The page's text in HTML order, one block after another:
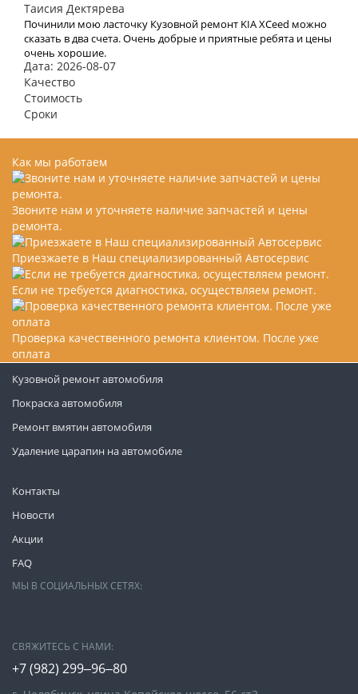
Таисия Дектярева
Починили мою ласточку Кузовной ремонт KIA XCeed можно
сказать в два счета. Очень добрые и приятные ребята и цены
очень хорошие.
Дата: 2026-08-07
Качество
Стоимость
Сроки
Как мы работаем
Звоните нам и уточняете наличие запчастей и цены
ремонта.
Приезжаете в Наш специализированный Автосервис
Если не требуется диагностика, осуществляем ремонт.
Проверка качественного ремонта клиентом. После уже
оплата
Контакты
Новости
Акции
FAQ
Кузовной ремонт автомобиля
Покраска автомобиля
Ремонт вмятин автомобиля
Удаление царапин на автомобиле
МЫ В СОЦИАЛЬНЫХ СЕТЯХ:
СВЯЖИТЕСЬ С НАМИ:
+7 (982) 299‒96‒80